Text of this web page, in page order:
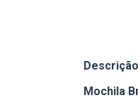
Descrição
Mochila